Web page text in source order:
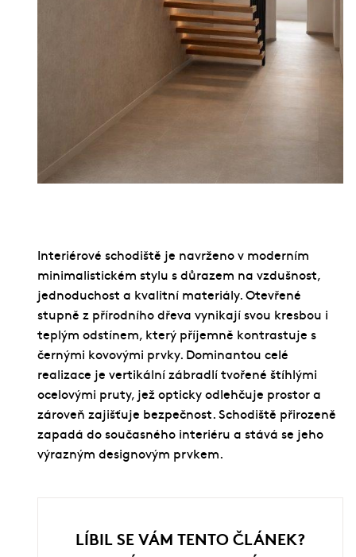
Interiérové schodiště je navrženo v moderním
minimalistickém stylu s důrazem na vzdušnost,
jednoduchost a kvalitní materiály. Otevřené
stupně z přírodního dřeva vynikají svou kresbou i
teplým odstínem, který příjemně kontrastuje s
černými kovovými prvky. Dominantou celé
realizace je vertikální zábradlí tvořené štíhlými
ocelovými pruty, jež opticky odlehčuje prostor a
zároveň zajišťuje bezpečnost. Schodiště přirozeně
zapadá do současného interiéru a stává se jeho
výrazným designovým prvkem.
LÍBIL SE VÁM TENTO ČLÁNEK?